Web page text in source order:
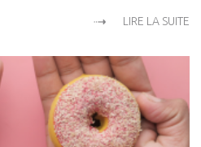
LIRE LA SUITE